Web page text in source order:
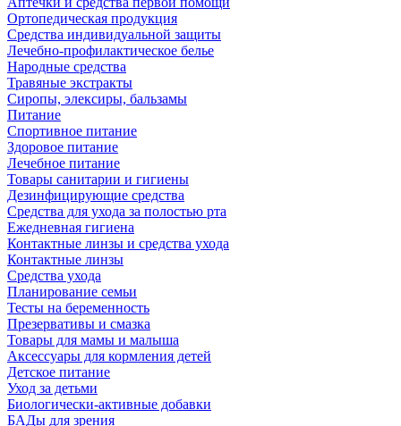
Ортопедическая продукция
Средства индивидуальной защиты
Лечебно-профилактическое белье
Народные средства
Травяные экстракты
Сиропы, элексиры, бальзамы
Питание
Спортивное питание
Здоровое питание
Лечебное питание
Товары санитарии и гигиены
Дезинфицирующие средства
Средства для ухода за полостью рта
Ежедневная гигиена
Контактные линзы и средства ухода
Контактные линзы
Средства ухода
Планирование семьи
Тесты на беременность
Презервативы и смазка
Товары для мамы и малыша
Аксессуары для кормления детей
Детское питание
Уход за детьми
Биологически-активные добавки
БАДы для зрения